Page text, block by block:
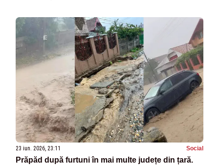
23 iun. 2026, 23:11 Social
Prăpăd după furtuni în mai multe județe din țară.